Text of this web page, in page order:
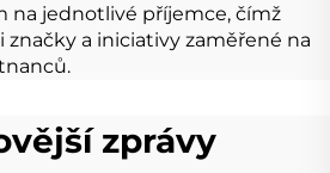
na jednotlivé příjemce, čímž
a iniciativy zaměřené na
zprávy